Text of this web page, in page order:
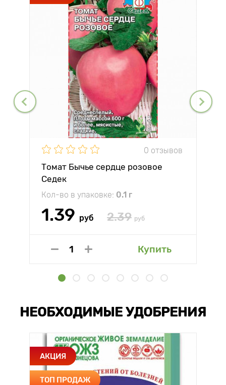
0 отзывов
Томат Бычье сердце розовое
Седек
Кол-во в упаковке: 0.1 г
1.39 руб 2.39 руб
Купить
НЕОБХОДИМЫЕ УДОБРЕНИЯ
АКЦИЯ
ТОП ПРОДАЖ